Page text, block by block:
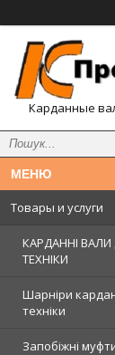
Карданные
Товары и услуги
КАРДАННІ
ТЕХНІКИ
Шарніри
техніки
Запобіжні